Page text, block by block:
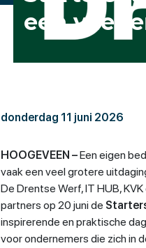
een
donderdag 11 juni 2026
HOOGEVEEN –Een eigen
vaak een veel grotere
De Drentse Werf, IT HUB,
partners op 20 juni de
inspirerende en praktische
voor ondernemers die zich in